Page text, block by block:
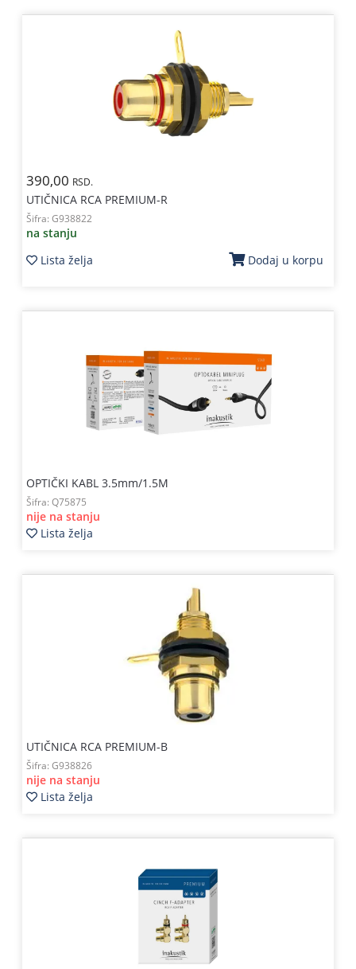
390,00 RSD.
UTIČNICA RCA PREMIUM-R
Šifra: G938822
na stanju
Lista želja
Dodaj u korpu
OPTIČKI KABL 3.5mm/1.5M
Šifra: Q75875
nije na stanju
Lista želja
UTIČNICA RCA PREMIUM-B
Šifra: G938826
nije na stanju
Lista želja